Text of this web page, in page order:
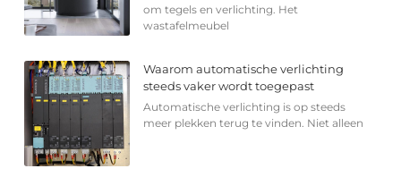
om tegels en verlichting. Het
wastafelmeubel
Waarom automatische verlichting
steeds vaker wordt toegepast
Automatische verlichting is op steeds
meer plekken terug te vinden. Niet alleen